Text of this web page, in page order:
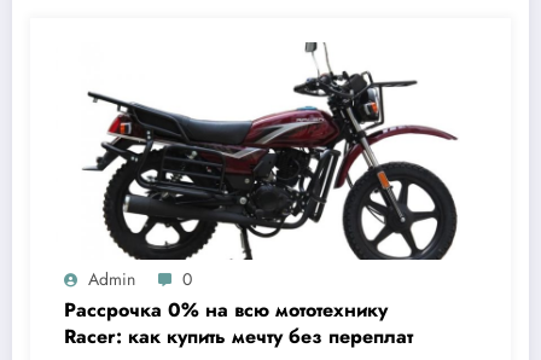
Admin 0
Рассрочка 0% на всю мототехнику
Racer: как купить мечту без переплат